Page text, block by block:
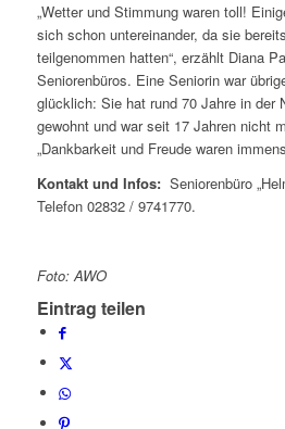
„Wetter und Stimmung waren toll!
sich schon untereinander, da sie
teilgenommen hatten“, erzählt Diana
Seniorenbüros. Eine Seniorin war
glücklich: Sie hat rund 70 Jahre in der
gewohnt und war seit 17 Jahren nicht
„Dankbarkeit und Freude waren
Kontakt und Infos:Seniorenbüro
Telefon 02832 / 9741770.
Foto: AWO
Eintrag teilen